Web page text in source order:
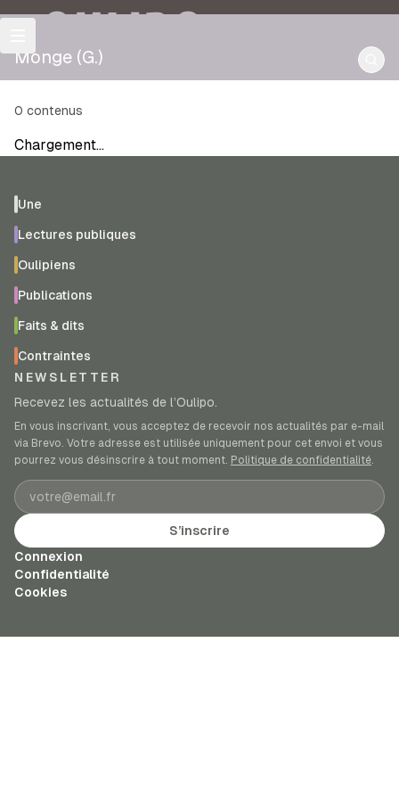
OULIPO
Monge (G.)
0 contenus
Chargement…
Une
Lectures publiques
Oulipiens
Publications
Faits & dits
Contraintes
NEWSLETTER
Recevez les actualités de l’Oulipo.
En vous inscrivant, vous acceptez de recevoir nos actualités par e-mail
via Brevo. Votre adresse est utilisée uniquement pour cet envoi et vous
pourrez vous désinscrire à tout moment. Politique de confidentialité.
Adresse e-mail
S’inscrire
Connexion
Confidentialité
Cookies